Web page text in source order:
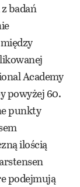
badań
Academy
powyżej 60.
punkty
ilością
podejmują